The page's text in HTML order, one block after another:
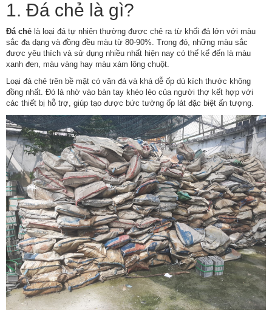
1. Đá chẻ là gì?
Đá chẻ là loại đá tự nhiên thường được chẻ ra từ khối đá lớn với màu
sắc đa dạng và đồng đều màu từ 80-90%. Trong đó, những màu sắc
được yêu thích và sử dụng nhiều nhất hiện nay có thể kể đến là màu
xanh đen, màu vàng hay màu xám lông chuột.
Loại đá chẻ trên bề mặt có vân đá và khá dễ ốp dù kích thước không
đồng nhất. Đó là nhờ vào bàn tay khéo léo của người thợ kết hợp với
các thiết bị hỗ trợ, giúp tạo được bức tường ốp lát đặc biệt ấn tượng.